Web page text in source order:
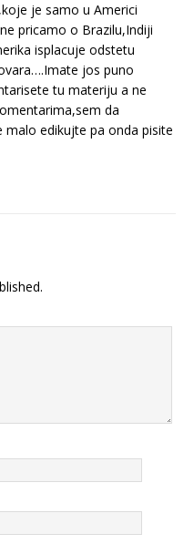
je samo u Americi
pricamo o Brazilu,Indiji
isplacuje odstetu
jos puno
tu materiju a ne
da
malo edikujte pa onda pisite